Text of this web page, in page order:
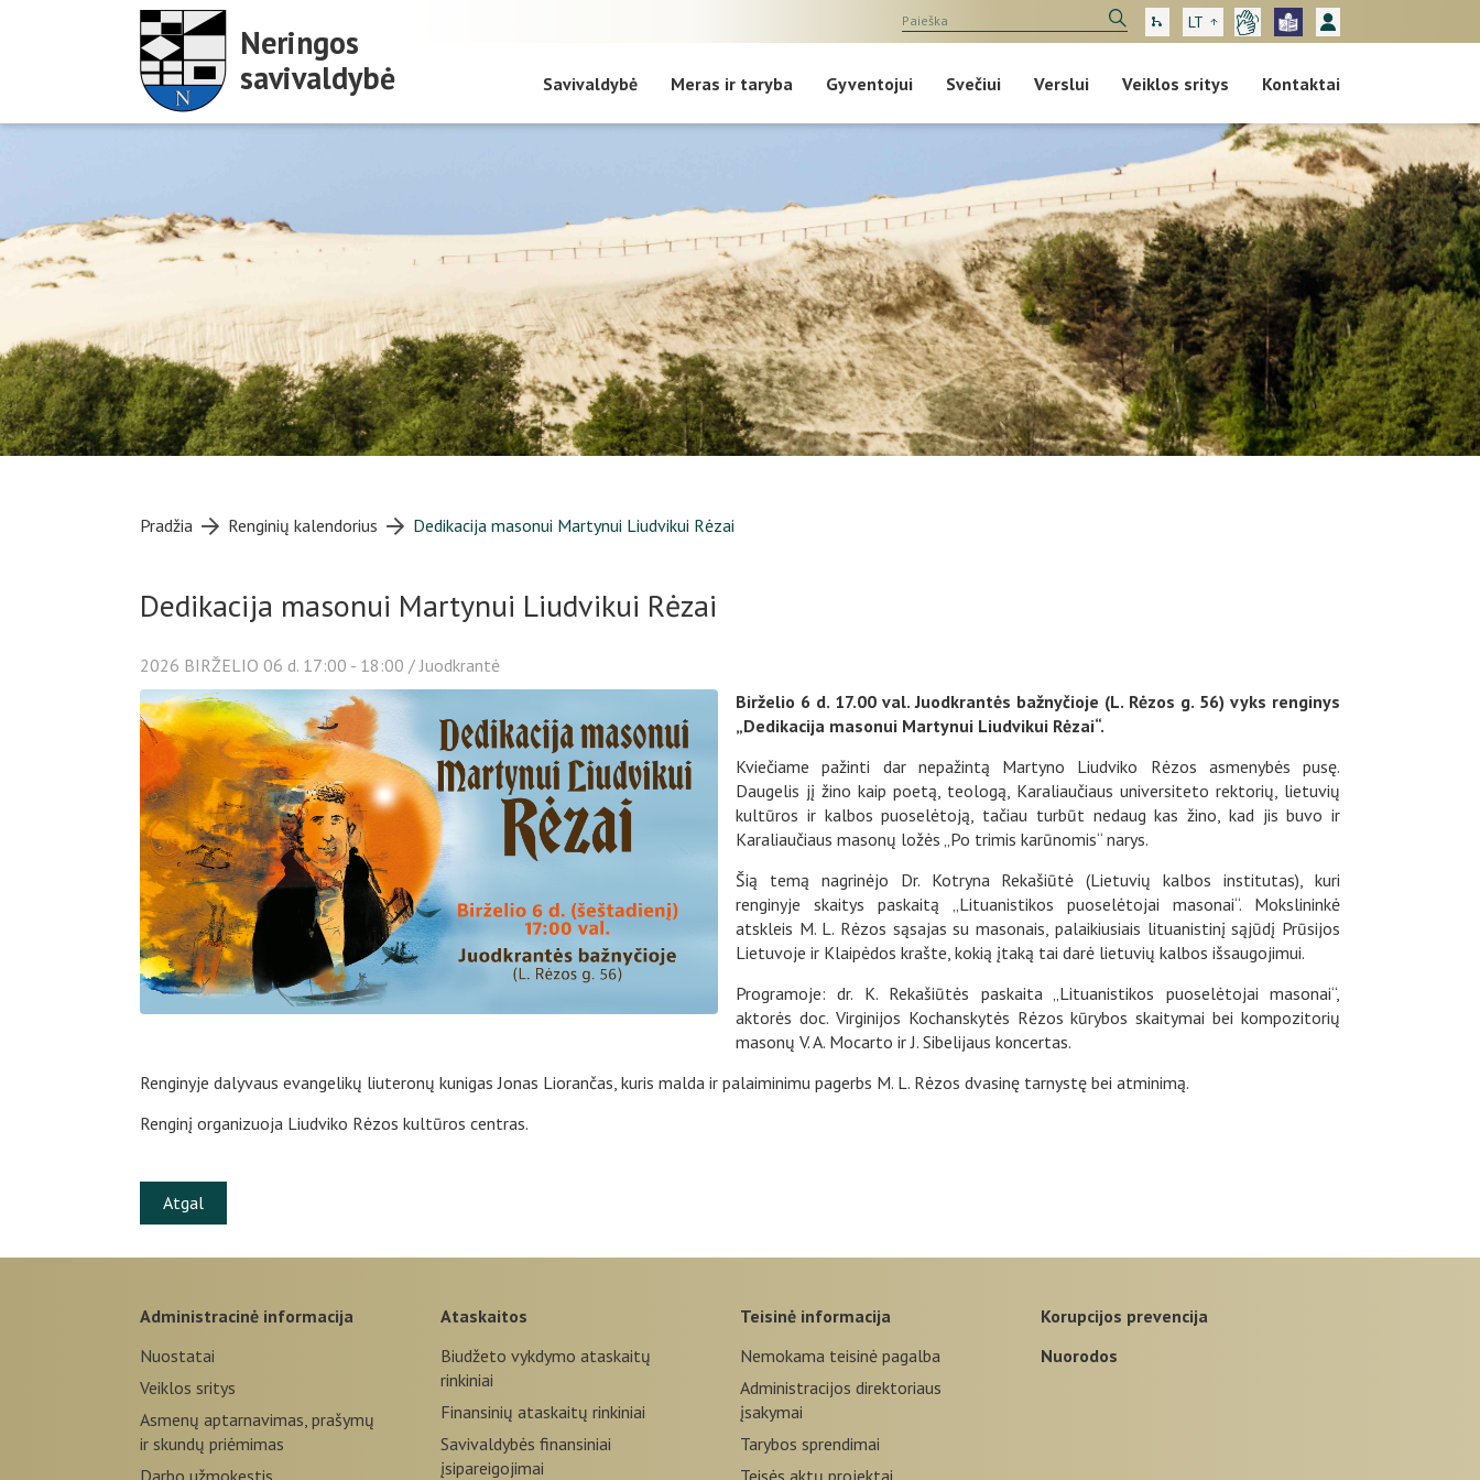
Neringos
savivaldybė
LT
Savivaldybė Meras ir taryba Gyventojui Svečiui Verslui Veiklos sritys Kontaktai
Pradžia Renginių kalendorius Dedikacija masonui Martynui Liudvikui Rėzai
Dedikacija masonui Martynui Liudvikui Rėzai
2026 BIRŽELIO 06 d. 17:00 - 18:00 / Juodkrantė
Birželio 6 d. 17.00 val. Juodkrantės bažnyčioje (L. Rėzos g. 56) vyks renginys
„Dedikacija masonui Martynui Liudvikui Rėzai“.
Kviečiame pažinti dar nepažintą Martyno Liudviko Rėzos asmenybės pusę.
Daugelis jį žino kaip poetą, teologą, Karaliaučiaus universiteto rektorių, lietuvių
kultūros ir kalbos puoselėtoją, tačiau turbūt nedaug kas žino, kad jis buvo ir
Karaliaučiaus masonų ložės „Po trimis karūnomis“ narys.
Šią temą nagrinėjo Dr. Kotryna Rekašiūtė (Lietuvių kalbos institutas), kuri
renginyje skaitys paskaitą „Lituanistikos puoselėtojai masonai“. Mokslininkė
atskleis M. L. Rėzos sąsajas su masonais, palaikiusiais lituanistinį sąjūdį Prūsijos
Lietuvoje ir Klaipėdos krašte, kokią įtaką tai darė lietuvių kalbos išsaugojimui.
Programoje: dr. K. Rekašiūtės paskaita „Lituanistikos puoselėtojai masonai“,
aktorės doc. Virginijos Kochanskytės Rėzos kūrybos skaitymai bei kompozitorių
masonų V. A. Mocarto ir J. Sibelijaus koncertas.
Renginyje dalyvaus evangelikų liuteronų kunigas Jonas Liorančas, kuris malda ir palaiminimu pagerbs M. L. Rėzos dvasinę tarnystę bei atminimą.
Renginį organizuoja Liudviko Rėzos kultūros centras.
Atgal
administracinė informacija
Nuostatai
Veiklos sritys
Asmenų aptarnavimas, prašymų
ir skundų priėmimas
Darbo užmokestis
ataskaitos
Biudžeto vykdymo ataskaitų
rinkiniai
Finansinių ataskaitų rinkiniai
Savivaldybės finansiniai
įsipareigojimai
teisinė informacija
Nemokama teisinė pagalba
Administracijos direktoriaus
įsakymai
Tarybos sprendimai
Teisės aktų projektai
korupcijos prevencija
nuorodos